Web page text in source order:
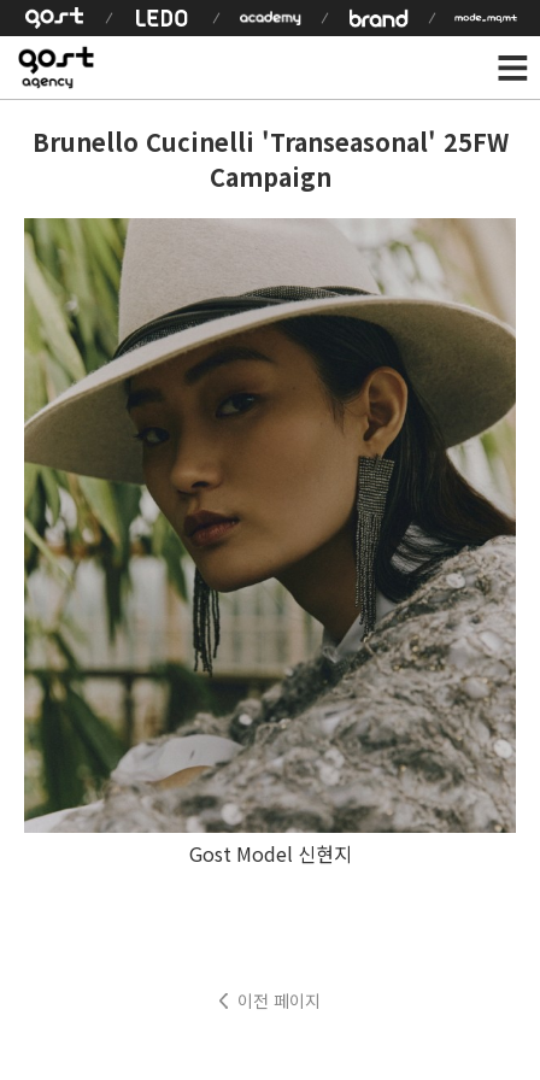
Brunello Cucinelli 'Transeasonal' 25FW
Campaign
Gost Model 신현지
이전 페이지